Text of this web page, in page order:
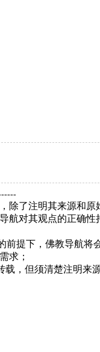
除了注明其来源和
航对其观点的正确
提下，佛教导航
求；
，但须清楚注明来源